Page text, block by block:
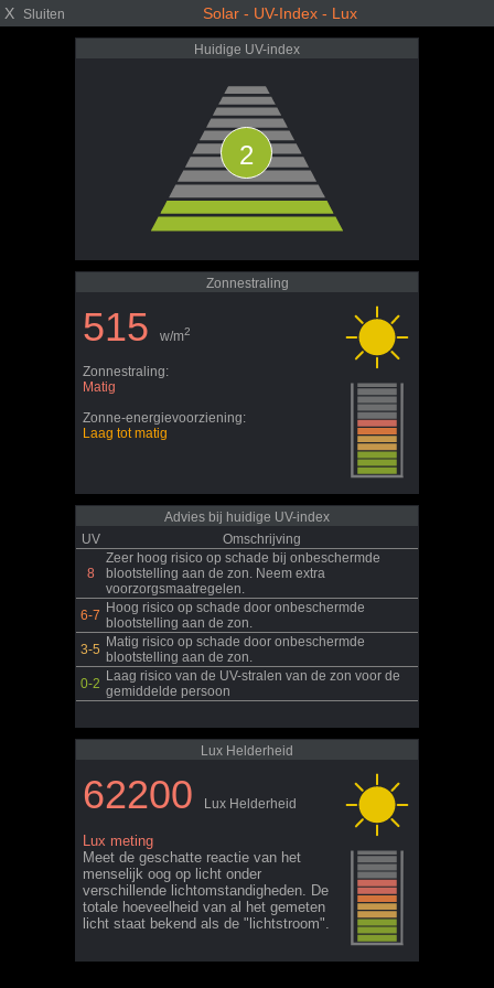
X Sluiten Solar - UV-Index - Lux
Huidige UV-index
2
Zonnestraling
515 w/m2
Zonnestraling:
Matig
Zonne-energievoorziening:
Laag tot matig
Advies bij huidige UV-index
UV
Omschrijving
8
Zeer hoog risico op schade bij onbeschermde
blootstelling aan de zon. Neem extra
voorzorgsmaatregelen.
6-7 Hoog risico op schade door onbeschermde
blootstelling aan de zon.
3-5 Matig risico op schade door onbeschermde
blootstelling aan de zon.
0-2 Laag risico van de UV-stralen van de zon voor de
gemiddelde persoon
Lux Helderheid
62200 Lux Helderheid
Lux meting
Meet de geschatte reactie van het
menselijk oog op licht onder
verschillende lichtomstandigheden. De
totale hoeveelheid van al het gemeten
licht staat bekend als de "lichtstroom".